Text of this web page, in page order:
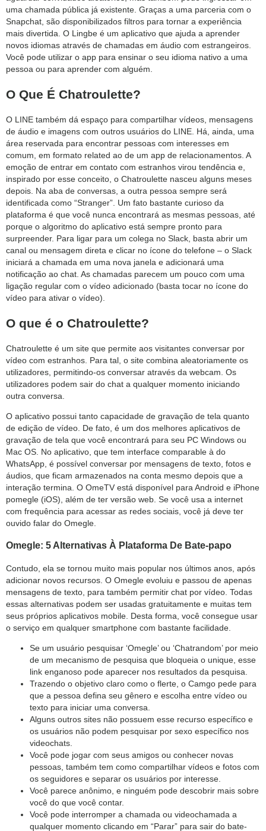
uma chamada pública já existente. Graças a uma parceria com o
Snapchat, são disponibilizados filtros para tornar a experiência
mais divertida. O Lingbe é um aplicativo que ajuda a aprender
novos idiomas através de chamadas em áudio com estrangeiros.
Você pode utilizar o app para ensinar o seu idioma nativo a uma
pessoa ou para aprender com alguém.
O Que É Chatroulette?
O LINE também dá espaço para compartilhar vídeos, mensagens
de áudio e imagens com outros usuários do LINE. Há, ainda, uma
área reservada para encontrar pessoas com interesses em
comum, em formato related ao de um app de relacionamentos. A
emoção de entrar em contato com estranhos virou tendência e,
inspirado por esse conceito, o Chatroulette nasceu alguns meses
depois. Na aba de conversas, a outra pessoa sempre será
identificada como “Stranger”. Um fato bastante curioso da
plataforma é que você nunca encontrará as mesmas pessoas, até
porque o algoritmo do aplicativo está sempre pronto para
surpreender. Para ligar para um colega no Slack, basta abrir um
canal ou mensagem direta e clicar no ícone do telefone – o Slack
iniciará a chamada em uma nova janela e adicionará uma
notificação ao chat. As chamadas parecem um pouco com uma
ligação regular com o vídeo adicionado (basta tocar no ícone do
vídeo para ativar o vídeo).
O que é o Chatroulette?
Chatroulette é um site que permite aos visitantes conversar por
vídeo com estranhos. Para tal, o site combina aleatoriamente os
utilizadores, permitindo-os conversar através da webcam. Os
utilizadores podem sair do chat a qualquer momento iniciando
outra conversa.
O aplicativo possui tanto capacidade de gravação de tela quanto
de edição de vídeo. De fato, é um dos melhores aplicativos de
gravação de tela que você encontrará para seu PC Windows ou
Mac OS. No aplicativo, que tem interface comparable à do
WhatsApp, é possível conversar por mensagens de texto, fotos e
áudios, que ficam armazenados na conta mesmo depois que a
interação termina. O OmeTV está disponível para Android e iPhone
pomegle (iOS), além de ter versão web. Se você usa a internet
com frequência para acessar as redes sociais, você já deve ter
ouvido falar do Omegle.
Omegle: 5 Alternativas À Plataforma De Bate-papo
Contudo, ela se tornou muito mais popular nos últimos anos, após
adicionar novos recursos. O Omegle evoluiu e passou de apenas
mensagens de texto, para também permitir chat por vídeo. Todas
essas alternativas podem ser usadas gratuitamente e muitas tem
seus próprios aplicativos mobile. Desta forma, você consegue usar
o serviço em qualquer smartphone com bastante facilidade.
Se um usuário pesquisar ‘Omegle’ ou ‘Chatrandom’ por meio
de um mecanismo de pesquisa que bloqueia o unique, esse
link enganoso pode aparecer nos resultados da pesquisa.
Trazendo o objetivo claro como o flerte, o Camgo pede para
que a pessoa defina seu gênero e escolha entre vídeo ou
texto para iniciar uma conversa.
Alguns outros sites não possuem esse recurso específico e
os usuários não podem pesquisar por sexo específico nos
videochats.
Você pode jogar com seus amigos ou conhecer novas
pessoas, também tem como compartilhar vídeos e fotos com
os seguidores e separar os usuários por interesse.
Você parece anônimo, e ninguém pode descobrir mais sobre
você do que você contar.
Você pode interromper a chamada ou videochamada a
qualquer momento clicando em “Parar” para sair do bate-